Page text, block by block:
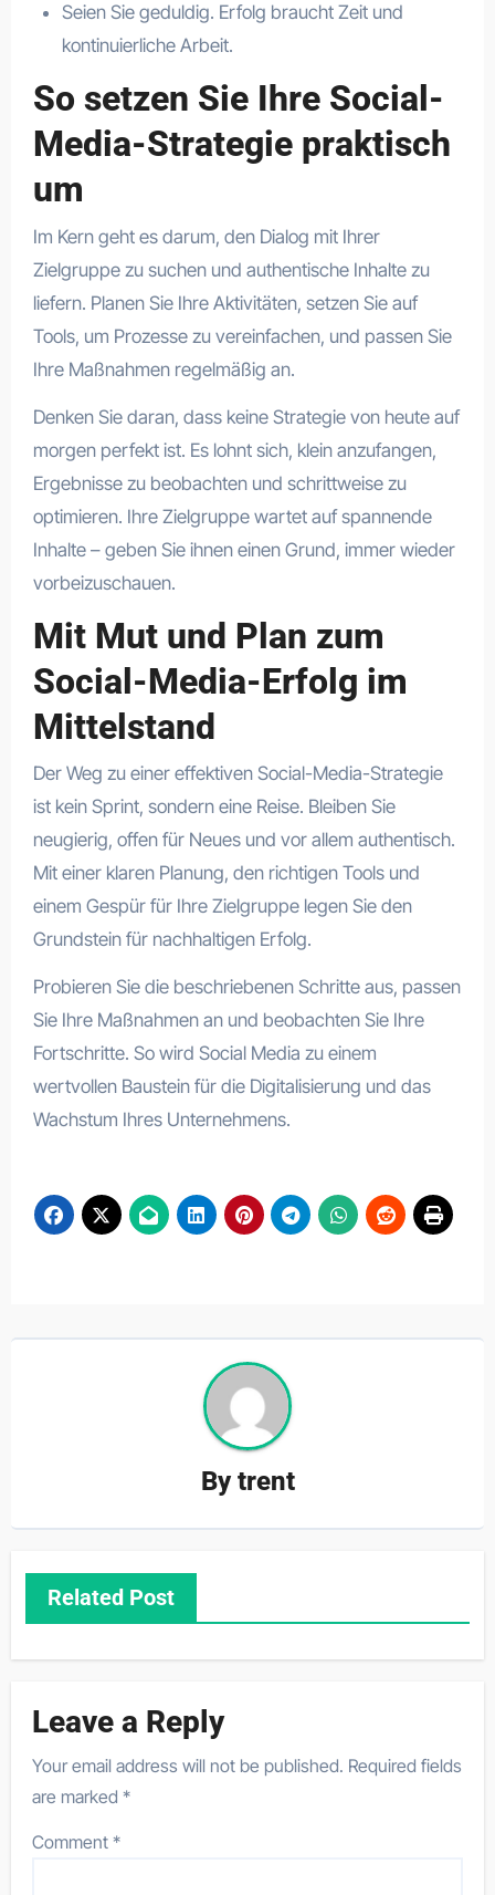
Seien Sie geduldig. Erfolg braucht Zeit und
kontinuierliche Arbeit.
So setzen Sie Ihre Social-
Media-Strategie praktisch
um
Im Kern geht es darum, den Dialog mit Ihrer
Zielgruppe zu suchen und authentische Inhalte zu
liefern. Planen Sie Ihre Aktivitäten, setzen Sie auf
Tools, um Prozesse zu vereinfachen, und passen Sie
Ihre Maßnahmen regelmäßig an.
Denken Sie daran, dass keine Strategie von heute auf
morgen perfekt ist. Es lohnt sich, klein anzufangen,
Ergebnisse zu beobachten und schrittweise zu
optimieren. Ihre Zielgruppe wartet auf spannende
Inhalte – geben Sie ihnen einen Grund, immer wieder
vorbeizuschauen.
Mit Mut und Plan zum
Social-Media-Erfolg im
Mittelstand
Der Weg zu einer effektiven Social-Media-Strategie
ist kein Sprint, sondern eine Reise. Bleiben Sie
neugierig, offen für Neues und vor allem authentisch.
Mit einer klaren Planung, den richtigen Tools und
einem Gespür für Ihre Zielgruppe legen Sie den
Grundstein für nachhaltigen Erfolg.
Probieren Sie die beschriebenen Schritte aus, passen
Sie Ihre Maßnahmen an und beobachten Sie Ihre
Fortschritte. So wird Social Media zu einem
wertvollen Baustein für die Digitalisierung und das
Wachstum Ihres Unternehmens.
Bytrent
Related Post
Leave a Reply
Your email address will not be published. Required fields
are marked*
Comment*